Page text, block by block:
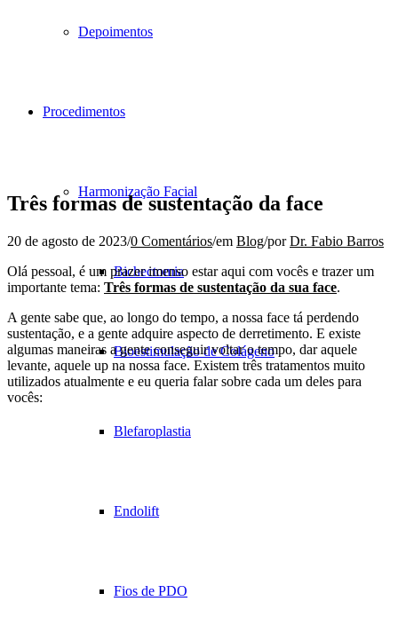
Depoimentos
Procedimentos
Harmonização Facial
Bichectomia
Bioestimulação de Colágeno
Blefaroplastia
Endolift
Fios de PDO
Três formas de sustentação da face
20 de agosto de 2023/0 Comentários/em Blog/porDr. Fabio Barros
Olá pessoal, é um prazer imenso estar aqui com vocês e trazer um
importante tema: Três formas de sustentação da sua face.
A gente sabe que, ao longo do tempo, a nossa face tá perdendo
sustentação, e a gente adquire aspecto de derretimento. E existe
algumas maneiras a gente conseguir voltar o tempo, dar aquele
levante, aquele up na nossa face. Existem três tratamentos muito
utilizados atualmente e eu queria falar sobre cada um deles para
vocês: